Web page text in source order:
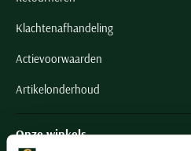
Klachtenafhandeling
Actievoorwaarden
Artikelonderhoud
Onze winkels